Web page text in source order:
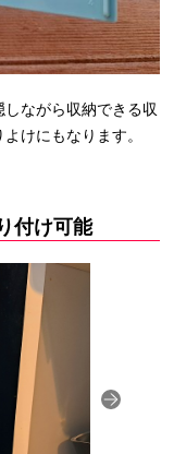
しながら収納できる収
けにもなります。
付け可能